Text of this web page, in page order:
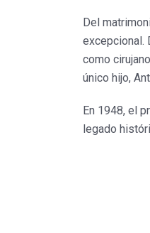
Del
excepcional.
como
único hijo,
En 1948, el
legado